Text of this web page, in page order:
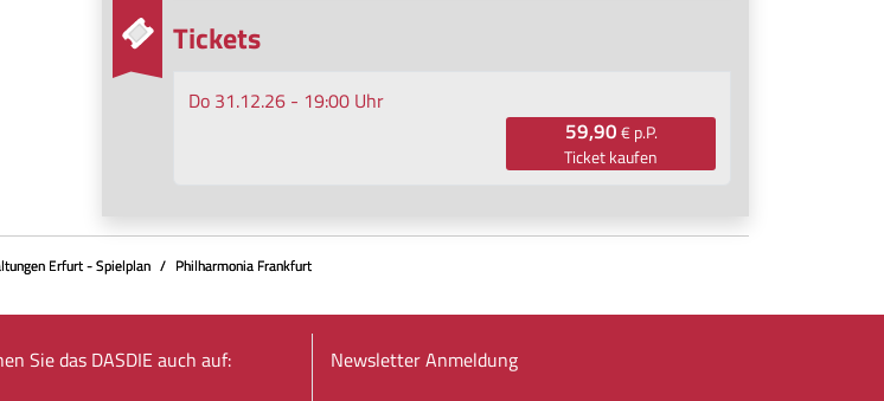
Tickets
Do 31.12.26 - 19:00 Uhr
59,90€ p.P.
Ticket kaufen
Erfurt - Spielplan Philharmonia Frankfurt
Sie das DASDIE auch auf:
Newsletter Anmeldung